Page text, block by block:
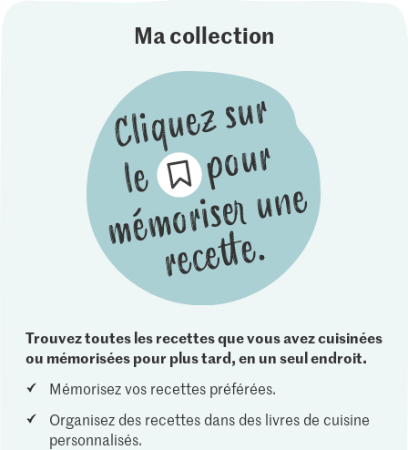
Ma collection
Trouvez toutes les recettes que vous avez cuisinées
ou mémorisées pour plus tard, en un seul endroit.
Mémorisez vos recettes préférées.
Organisez des recettes dans des livres de cuisine
personnalisés.